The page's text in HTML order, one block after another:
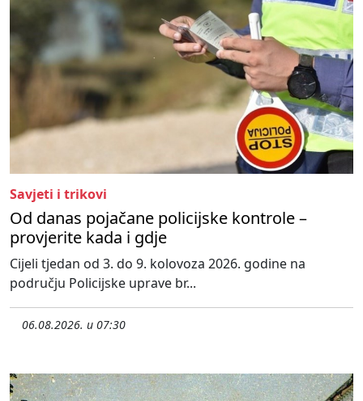
Savjeti i trikovi
Od danas pojačane policijske kontrole –
provjerite kada i gdje
Cijeli tjedan od 3. do 9. kolovoza 2026. godine na
području Policijske uprave br...
06.08.2026. u 07:30